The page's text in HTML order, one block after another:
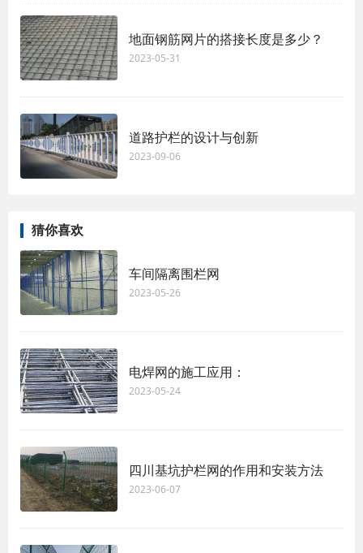
地面钢筋网片的搭接长度是多少？
2023-05-31
道路护栏的设计与创新
2023-09-06
猜你喜欢
车间隔离围栏网
2023-05-26
电焊网的施工应用：
2023-05-24
四川基坑护栏网的作用和安装方法
2023-06-07